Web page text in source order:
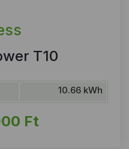
T10
10.66 kWh
Ft